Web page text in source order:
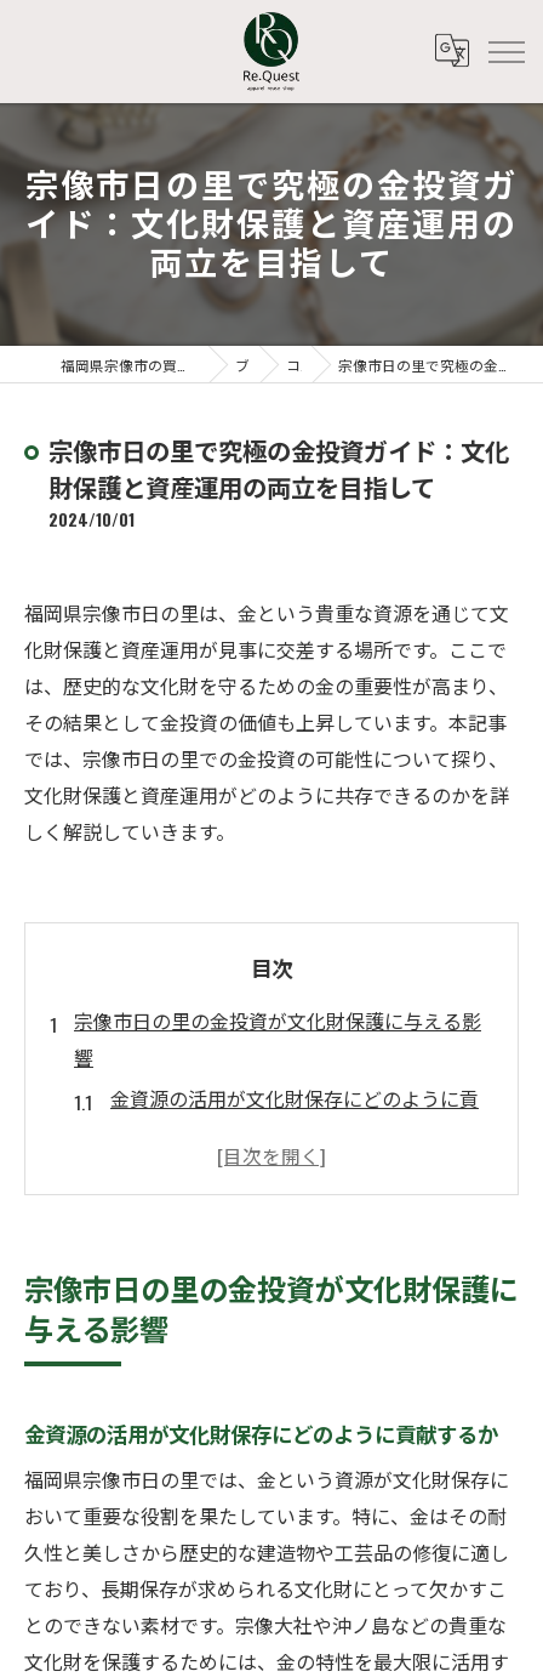
宗像市日の里で究極の金投資ガ
イド：文化財保護と資産運用の
両立を目指して
ブログ コラム 宗像市日の里で究極の金投資ガイド：文化財保護と資産運用の両立を目指して
宗像市日の里で究極の金投資ガイド：文化
財保護と資産運用の両立を目指して
2024/10/01
福岡県宗像市日の里は、金という貴重な資源を通じて文
化財保護と資産運用が見事に交差する場所です。ここで
は、歴史的な文化財を守るための金の重要性が高まり、
その結果として金投資の価値も上昇しています。本記事
では、宗像市日の里での金投資の可能性について探り、
文化財保護と資産運用がどのように共存できるのかを詳
しく解説していきます。
目次
宗像市日の里の金投資が文化財保護に与える影
響
金資源の活用が文化財保存にどのように貢
文化財保護における金投資の倫理的側面
金投資が宗像市日の里の歴史的建造物に与
える影響
文化財保護のための金投資の新たな取り組
金の再利用による文化財保護の可能性
金の需要が高まる宗像市日の里での資産運用戦
略
経済情勢が金の需要に与える影響
宗像市市場における金の価格変動の分析
地域経済と金投資の相互作用
宗像市日の里の金投資が文化財保護に
与える影響
金資源の活用が文化財保存にどのように貢献するか
福岡県宗像市日の里では、金という資源が文化財保存に
おいて重要な役割を果たしています。特に、金はその耐
久性と美しさから歴史的な建造物や工芸品の修復に適し
ており、長期保存が求められる文化財にとって欠かすこ
とのできない素材です。宗像大社や沖ノ島などの貴重な
文化財を保護するためには、金の特性を最大限に活用す